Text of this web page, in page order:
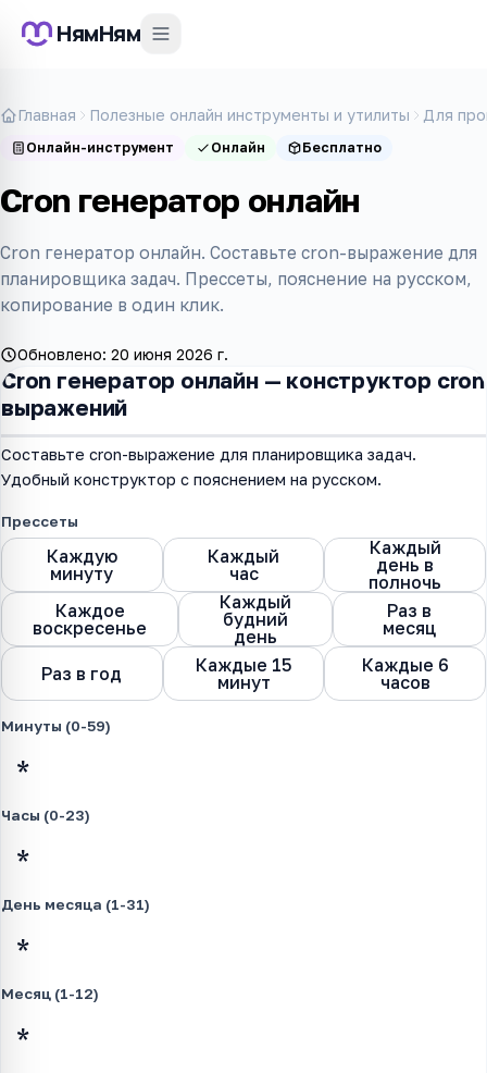
НямНям
Главная Полезные онлайн инструменты и утилиты Для
Онлайн-инструмент Онлайн Бесплатно
Cron генератор онлайн
Cron генератор онлайн. Составьте cron-выражение для
планировщика задач. Прессеты, пояснение на русском,
копирование в один клик.
Обновлено: 20 июня 2026 г.
Cron генератор онлайн — конструктор cron
выражений
Составьте cron-выражение для планировщика задач.
Удобный конструктор с пояснением на русском.
Прессеты
Каждую
минуту
Каждый
час
Каждый
день в
полночь
Каждое
воскресенье
Каждый
будний
день
Раз в
месяц
Раз в год
Каждые 15
минут
Каждые 6
часов
Минуты (0-59)
Часы (0-23)
День месяца (1-31)
Месяц (1-12)